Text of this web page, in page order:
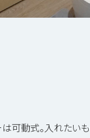
可動式。入れたいも